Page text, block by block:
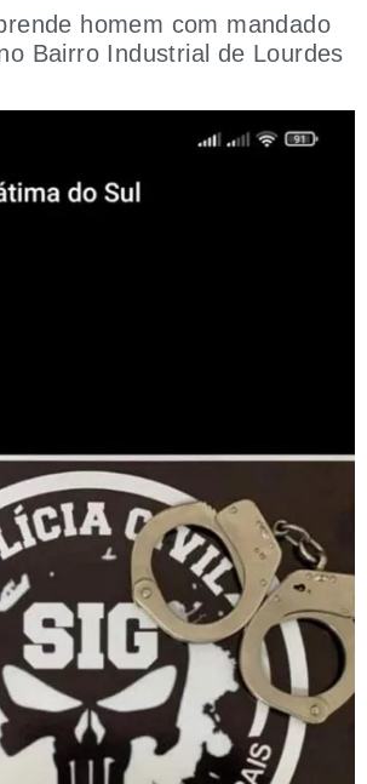
homem com mandado
Bairro Industrial de Lourdes